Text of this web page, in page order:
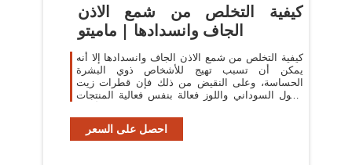
كيفية التخلص من شمع الاذن
الجاف وانسدادها | ماميتو
كيفية التخلص من شمع الاذن الجاف وانسدادها إلا أنه
يمكن أن تسبب تهيج للأشخاص ذوي البشرة
الحساسة، وعلى النقيض من ذلك فإن قطرات زيت
الفول السوداني واللوز فعالة بنفس فعالية المنتجات
احصل على السعر